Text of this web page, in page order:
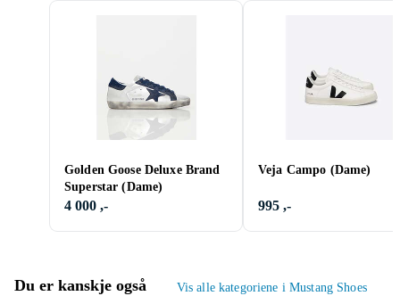
Golden Goose Deluxe Brand
Superstar (Dame)
4 000 ,-
Veja Campo (Dame)
995 ,-
Du er kanskje også
Vis alle kategoriene i Mustang Shoes